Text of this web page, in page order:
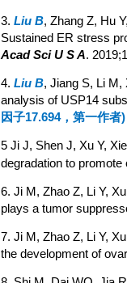
3. Liu B, Zhang Z, Hu
Sustained ER stress
Acad Sci U S A.
4. Liu B, Jiang S, Li M,
analysis of USP14
因子17.694，第一作者)
5 Ji J, Shen J, Xu Y,
degradation to
6. Ji M, Zhao Z, Li Y,
plays a tumor
7. Ji M, Zhao Z, Li Y,
the development of